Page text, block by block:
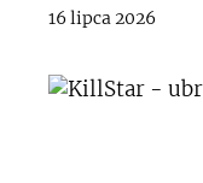
16 lipca 2026